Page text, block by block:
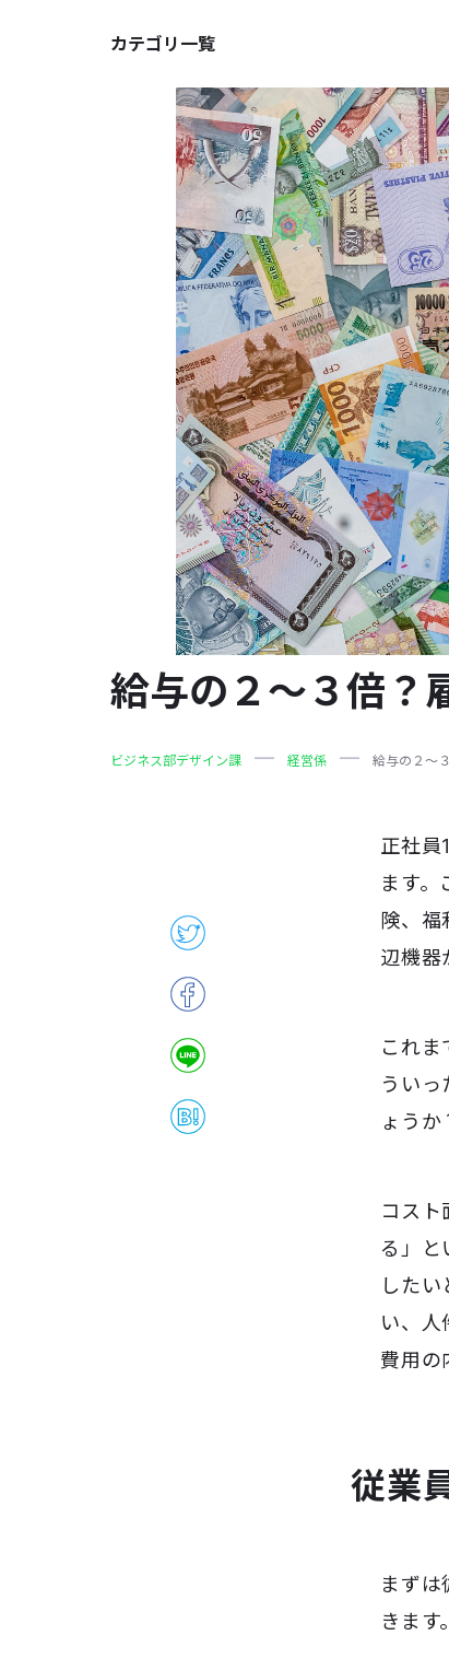
カテゴリ一覧
給与の２〜３倍？
ビジネス部デザイン課 経営係 給与の２〜
正社員
ます
険、福
辺機器
これ
うい
ょうか
コス
る」と
した
い、人
費用の
従業
まず
きます。